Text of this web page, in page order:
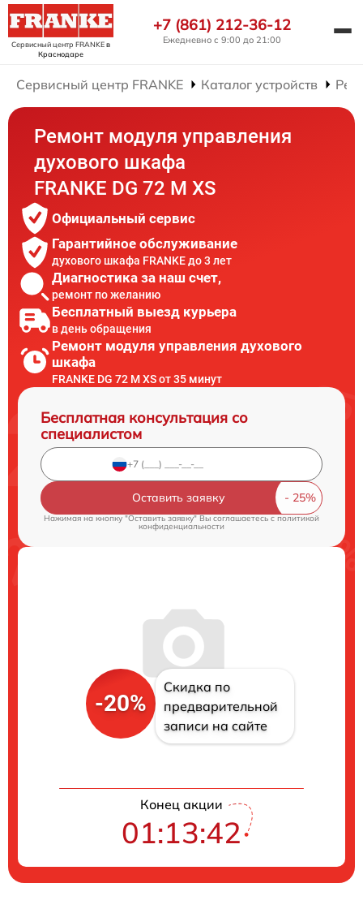
Сервисный центр FRANKEв
Краснодаре
+7 (861) 212-36-12
Ежедневно с 9:00 до 21:00
Сервисный центр FRANKE Каталог устройств
Ремонт модуля управления
духового шкафа
FRANKE DG 72 M XS
Официальный сервис
Гарантийное обслуживание
духового шкафа FRANKE до 3 лет
Диагностика за наш счет,
ремонт по желанию
Бесплатный выезд курьера
в день обращения
Ремонт модуля управления духового
шкафа
FRANKE DG 72 M XS от 35 минут
Бесплатная консультация со
специалистом
Оставить заявку
Нажимая на кнопку "Оставить заявку" Вы соглашаетесь cполитикой
конфиденциальности
-20%
Скидка по
предварительной
записи на сайте
Конец акции
01:13:41